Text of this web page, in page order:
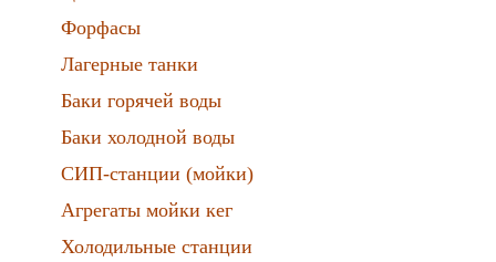
Форфасы
Лагерные танки
Баки горячей воды
Баки холодной воды
СИП-станции (мойки)
Агрегаты мойки кег
Холодильные станции